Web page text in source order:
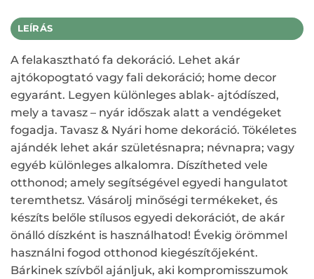
LEÍRÁS
A felakasztható fa dekoráció. Lehet akár
ajtókopogtató vagy fali dekoráció; home decor
egyaránt. Legyen különleges ablak- ajtódíszed,
mely a tavasz – nyár időszak alatt a vendégeket
fogadja. Tavasz & Nyári home dekoráció. Tökéletes
ajándék lehet akár születésnapra; névnapra; vagy
egyéb különleges alkalomra. Díszítheted vele
otthonod; amely segítségével egyedi hangulatot
teremthetsz. Vásárolj minőségi termékeket, és
készíts belőle stílusos egyedi dekorációt, de akár
önálló díszként is használhatod! Évekig örömmel
használni fogod otthonod kiegészítőjeként.
Bárkinek szívből ajánljuk, aki kompromisszumok